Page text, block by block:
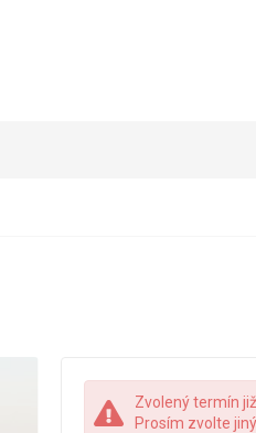
Zvolený termín
Prosím zvolte